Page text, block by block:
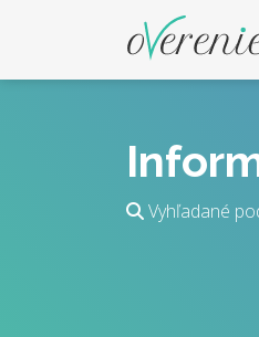
Vyhľadané